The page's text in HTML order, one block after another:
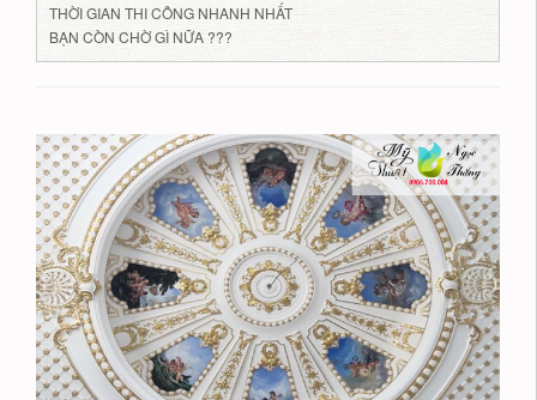
THỜI GIAN THI CÔNG NHANH NHẤT
BẠN CÒN CHỜ GÌ NỮA ???